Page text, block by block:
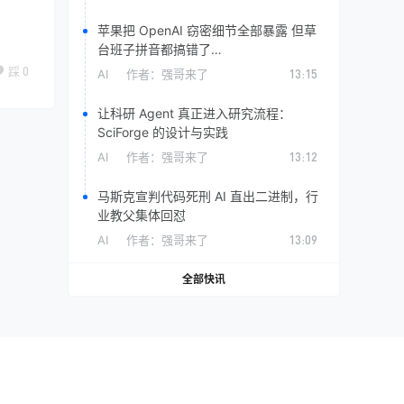
踩 0
苹果把 OpenAI 窃密细节全部暴露 但草
台班子拼音都搞错了…
AI 作者： 强哥来了 13:15
让科研 Agent 真正进入研究流程：
SciForge 的设计与实践
AI 作者： 强哥来了 13:12
马斯克宣判代码死刑 AI 直出二进制，行
业教父集体回怼
AI 作者： 强哥来了 13:09
全部快讯